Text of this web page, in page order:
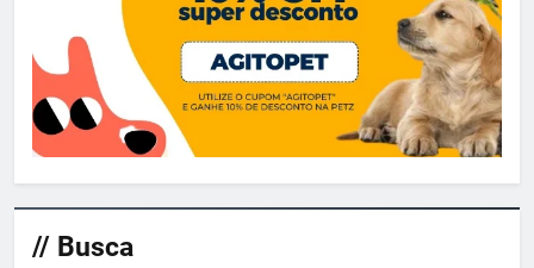
// Busca